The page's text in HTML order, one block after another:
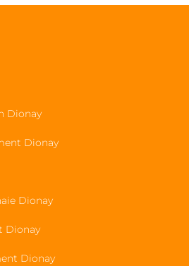
Dionay
Dionay
Dionay
Dionay
Dionay